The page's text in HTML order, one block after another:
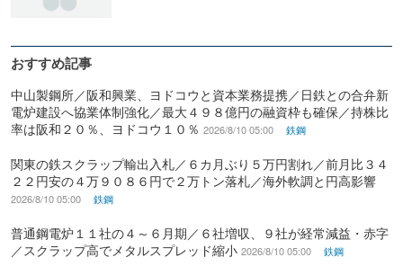
おすすめ記事
中山製鋼所／阪和興業、ヨドコウと資本業務提携／日鉄との合弁新
電炉建設へ協業体制強化／最大４９８億円の融資枠も確保／持株比
率は阪和２０％、ヨドコウ１０％ 2026/8/10 05:00 鉄鋼
関東の鉄スクラップ輸出入札／６カ月ぶり５万円割れ／前月比３４
２２円安の４万９０８６円で２万トン落札／海外軟調と円高影響
2026/8/10 05:00 鉄鋼
普通鋼電炉１１社の４～６月期／６社増収、９社が経常減益・赤字
／スクラップ高でメタルスプレッド縮小 2026/8/10 05:00 鉄鋼